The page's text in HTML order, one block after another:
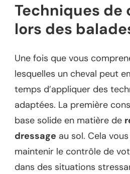
Techniques de
lors des
Une fois que vous
lesquelles un cheval peut
temps d’appliquer des
adaptées. La première
base solide en matière de
dressage au sol. Cela
maintenir le contrôle de
dans des situations